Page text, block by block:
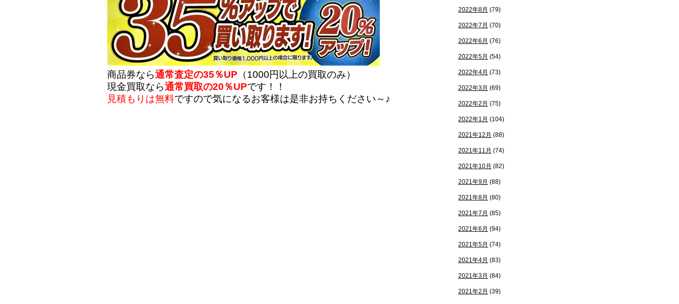
商品券なら通常査定の35％UP （1000円以上の買取のみ）
現金買取なら通常買取の20％UPです！！
見積もりは無料ですので気になるお客様は是非お持ちください～♪
2022年8月 (79)
2022年7月 (70)
2022年6月 (76)
2022年5月 (54)
2022年4月 (73)
2022年3月 (69)
2022年2月 (75)
2022年1月 (104)
2021年12月 (88)
2021年11月 (74)
2021年10月 (82)
2021年9月 (88)
2021年8月 (80)
2021年7月 (85)
2021年6月 (94)
2021年5月 (74)
2021年4月 (83)
2021年3月 (84)
2021年2月 (39)